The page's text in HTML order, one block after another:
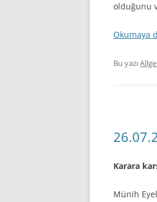
olduğunu
Okumaya
Bu yazı
Karara
Münih